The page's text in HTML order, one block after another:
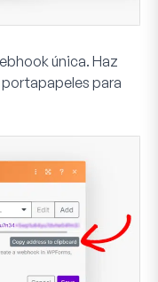
única. Haz
para